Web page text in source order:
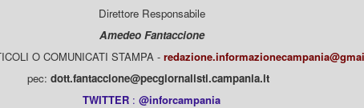
Direttore Responsabile
Amedeo Fantaccione
O COMUNICATI STAMPA -
pec: dott.fantaccione@pecgiornalisti.campania.it
TWITTER : @inforcampania